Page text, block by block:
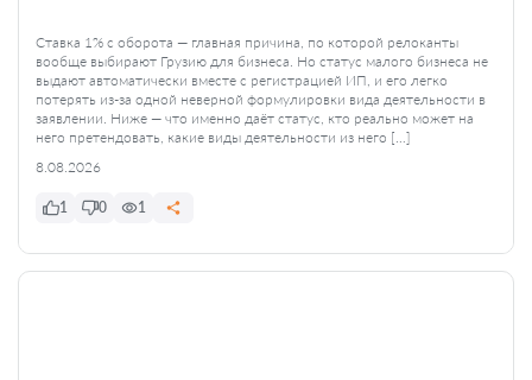
Ставка 1% с оборота — главная причина, по которой релоканты
вообще выбирают Грузию для бизнеса. Но статус малого бизнеса не
выдают автоматически вместе с регистрацией ИП, и его легко
потерять из-за одной неверной формулировки вида деятельности в
заявлении. Ниже — что именно даёт статус, кто реально может на
него претендовать, какие виды деятельности из него […]
8.08.2026
1 0 1